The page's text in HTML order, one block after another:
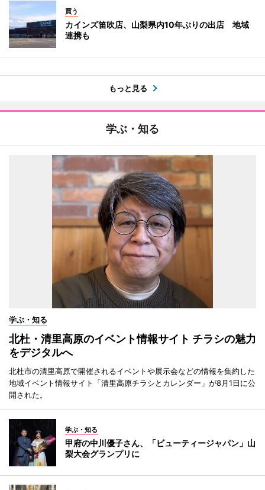
買う
カインズ笛吹店、山梨県内10年ぶりの出店 地域
連携も
もっと見る
学ぶ・知る
学ぶ・知る
北杜・清里高原のイベント情報サイト チラシの魅力
をデジタルへ
北杜市の清里高原で開催されるイベントや展示会などの情報を集約した
地域イベント情報サイト「清里高原チラシとカレンダー」が8月1日に公
開された。
学ぶ・知る
甲府の中川優子さん、「ビューティージャパン」山
梨大会グランプリに